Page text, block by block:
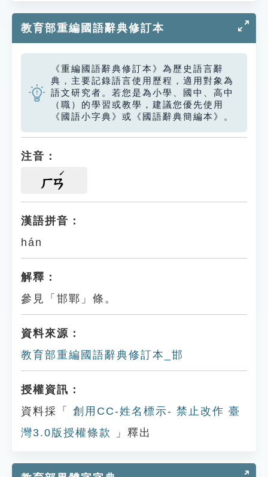
教育部重編國語辭典修訂本
《重編國語辭典修訂本》為歷史語言辭
典，主要記錄語言使用歷程，適用對象為
語文研究者。若您是為小學、國中、高中
（職）的學習或教學，建議您優先使用
《國語小字典》或《國語辭典簡編本》。
注音：
ㄏㄢ
漢語拼音：
hán
解釋：
參見「邯鄲」條。
資料來源：
教育部重編國語辭典修訂本_邯
授權資訊：
資料採「
創用CC-姓名標示- 禁止改作 臺
灣3.0版授權條款
」釋出